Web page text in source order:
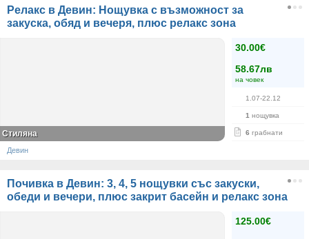
Релакс в Девин: Нощувка с възможност за
закуска, обяд и вечеря, плюс релакс зона
30.00€
58.67лв
на човек
1.07-22.12
1 нощувка
6 грабнати
Стиляна
Девин
Почивка в Девин: 3, 4, 5 нощувки със закуски,
обеди и вечери, плюс закрит басейн и релакс зона
125.00€